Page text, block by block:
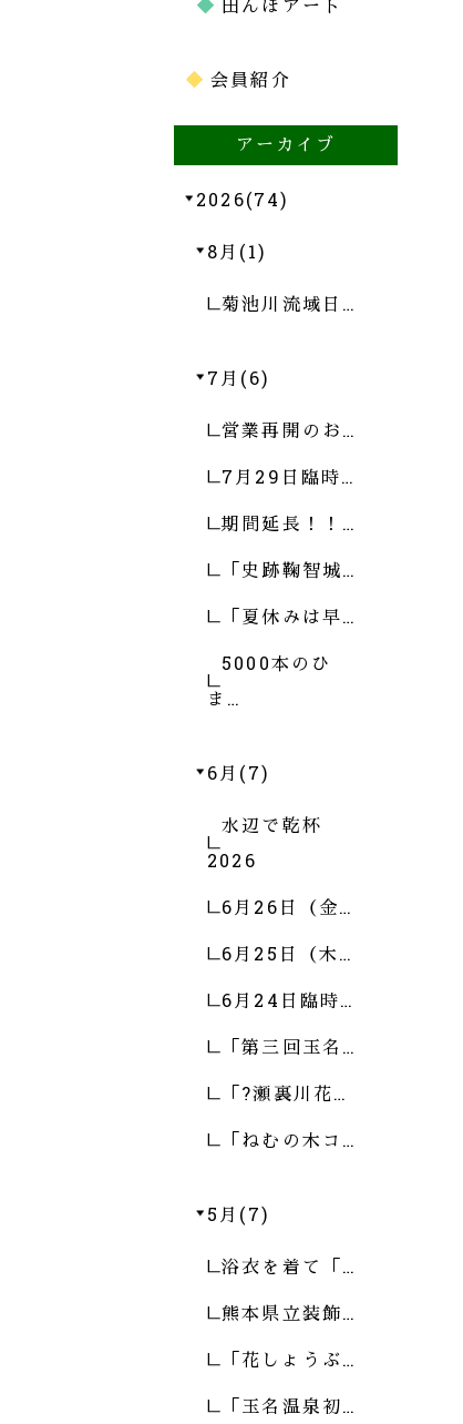
田んぼアート
会員紹介
アーカイブ
2026(74)
8月(1)
菊池川流域日…
7月(6)
営業再開のお…
7月29日臨時…
期間延長！！…
「史跡鞠智城…
「夏休みは早…
5000本のひ
ま…
6月(7)
水辺で乾杯
2026
6月26日（金…
6月25日（木…
6月24日臨時…
「第三回玉名…
「?瀬裏川花…
「ねむの木コ…
5月(7)
浴衣を着て「…
熊本県立装飾…
「花しょうぶ…
「玉名温泉初…